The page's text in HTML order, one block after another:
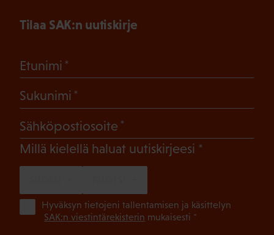
Tilaa SAK:n uutiskirje
Etunimi
Sukunimi
Sähköpostiosoite
Millä kielellä haluat uutiskirjeesi (Pakollinen)
Hyväksyn tietojeni tallentamisen ja käsittelyn
SAK:n viestintärekisterin mukaisesti *